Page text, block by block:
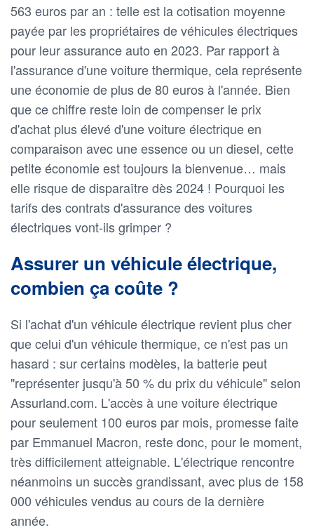
563 euros par an : telle est la cotisation moyenne
payée par les propriétaires de véhicules électriques
pour leur assurance auto en 2023. Par rapport à
l'assurance d'une voiture thermique, cela représente
une économie de plus de 80 euros à l'année. Bien
que ce chiffre reste loin de compenser le prix
d'achat plus élevé d'une voiture électrique en
comparaison avec une essence ou un diesel, cette
petite économie est toujours la bienvenue… mais
elle risque de disparaître dès 2024 ! Pourquoi les
tarifs des contrats d'assurance des voitures
électriques vont-ils grimper ?
Assurer un véhicule électrique,
combien ça coûte ?
Si l'achat d'un véhicule électrique revient plus cher
que celui d'un véhicule thermique, ce n'est pas un
hasard : sur certains modèles, la batterie peut
"représenter jusqu'à 50 % du prix du véhicule" selon
Assurland.com. L'accès à une voiture électrique
pour seulement 100 euros par mois, promesse faite
par Emmanuel Macron, reste donc, pour le moment,
très difficilement atteignable. L'électrique rencontre
néanmoins un succès grandissant, avec plus de 158
000 véhicules vendus au cours de la dernière
année.